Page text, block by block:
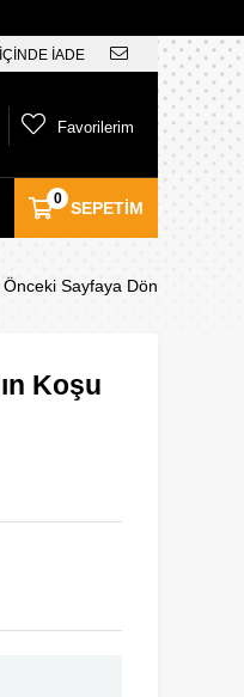
İADE
SEPETIM
0
Favorilerim
Önceki Sayfaya Dön
Koşu